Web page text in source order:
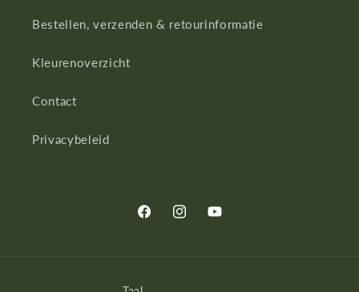
Bestellen, verzenden & retourinformatie
Kleurenoverzicht
Contact
Privacybeleid
FacebookInstagramYouTube